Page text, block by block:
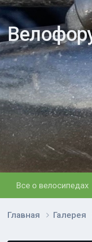
Все о велосипедах
Главная Галерея